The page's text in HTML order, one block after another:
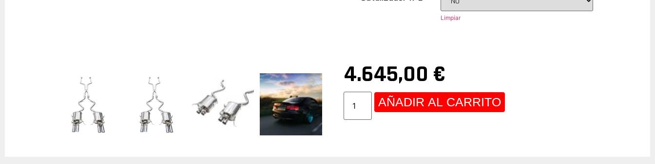
Limpiar
4.645,00 €
AÑADIR AL CARRITO